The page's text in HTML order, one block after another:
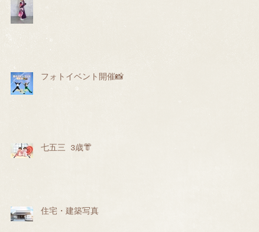
フォトイベント開催📸
七五三 3歳👘
住宅・建築写真